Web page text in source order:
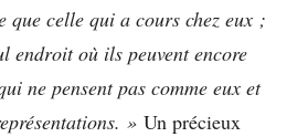
que celle qui a cours chez eux ;
endroit où ils peuvent encore
ne pensent pas comme eux et
» Un précieux